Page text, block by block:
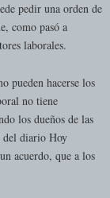
pedir una orden de
como pasó a
laborales.
pueden hacerse los
no tiene
los dueños de las
del diario Hoy
acuerdo, que a los